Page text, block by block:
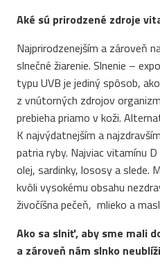
Aké sú prirodzené zdroje
Najprirodzenejším a zároveň
slnečné žiarenie. Slnenie –
typu UVB je jediný spôsob,
z vnútorných zdrojov
prebieha priamo v koži.
K najvýdatnejším a
patria ryby. Najviac vitamínu
olej, sardinky, lososy a slede.
kvôli vysokému obsahu
živočíšna pečeň, mlieko a
Ako sa slniť, aby sme mali
a zároveň nám slnko